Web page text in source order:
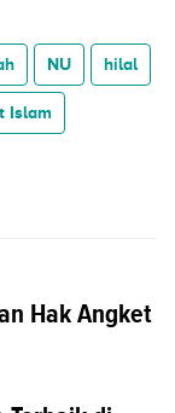
NU hilal
Islam
Hak Angket